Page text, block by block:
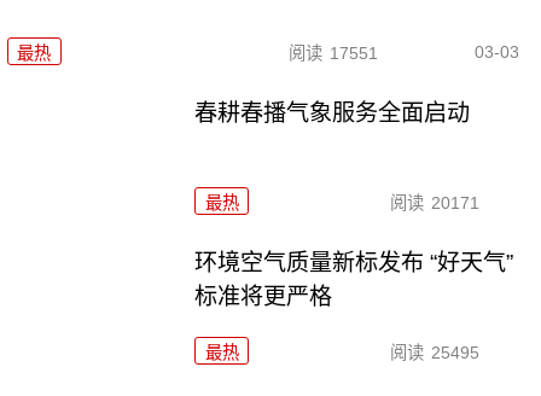
最热 阅读 17551 03-03
春耕春播气象服务全面启动
最热 阅读 20171
环境空气质量新标发布 “好天气”
标准将更严格
最热 阅读 25495